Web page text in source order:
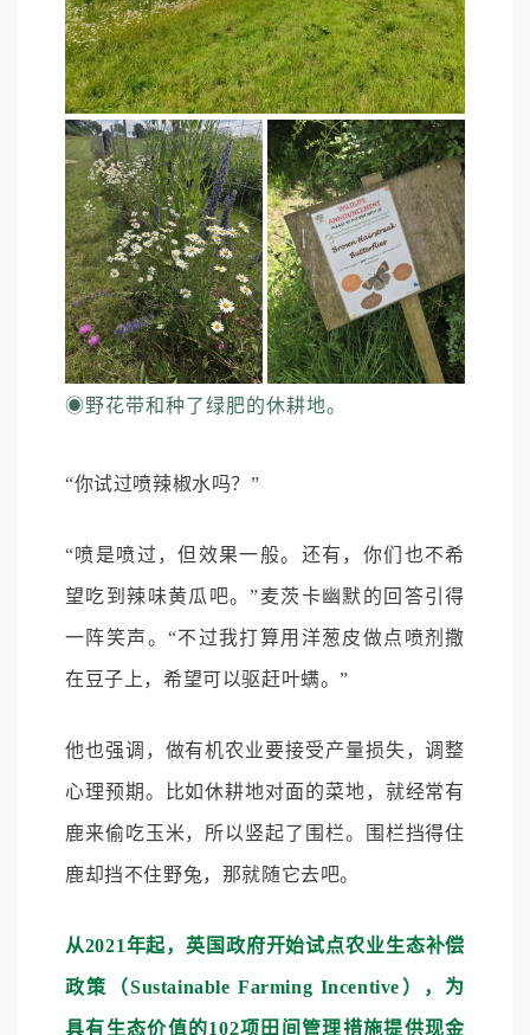
◉野花带和种了绿肥的休耕地。
“你试过喷辣椒水吗？”
“喷是喷过，但效果一般。还有，你们也不希
望吃到辣味黄瓜吧。”麦茨卡幽默的回答引得
一阵笑声。“不过我打算用洋葱皮做点喷剂撒
在豆子上，希望可以驱赶叶螨。”
他也强调，做有机农业要接受产量损失，调整
心理预期。比如休耕地对面的菜地，就经常有
鹿来偷吃玉米，所以竖起了围栏。围栏挡得住
鹿却挡不住野兔，那就随它去吧。
从2021年起，英国政府开始试点农业生态补偿
政策（Sustainable Farming Incentive），为
具有生态价值的102项田间管理措施提供现金